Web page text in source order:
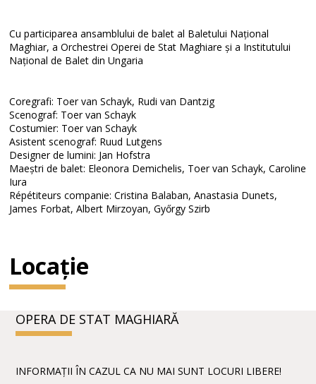
Cu participarea ansamblului de balet al Baletului Național
Maghiar, a Orchestrei Operei de Stat Maghiare și a Institutului
Național de Balet din Ungaria
Coregrafi: Toer van Schayk, Rudi van Dantzig
Scenograf: Toer van Schayk
Costumier: Toer van Schayk
Asistent scenograf: Ruud Lutgens
Designer de lumini: Jan Hofstra
Maeștri de balet: Eleonora Demichelis, Toer van Schayk, Caroline
Iura
Répétiteurs companie: Cristina Balaban, Anastasia Dunets,
James Forbat, Albert Mirzoyan, Győrgy Szirb
Locație
OPERA DE STAT MAGHIARĂ
INFORMAȚII ÎN CAZUL CA NU MAI SUNT LOCURI LIBERE!